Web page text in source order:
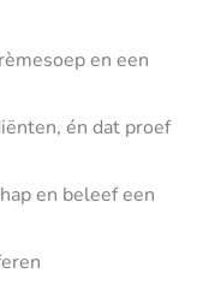
en een
én dat proef
en beleef een